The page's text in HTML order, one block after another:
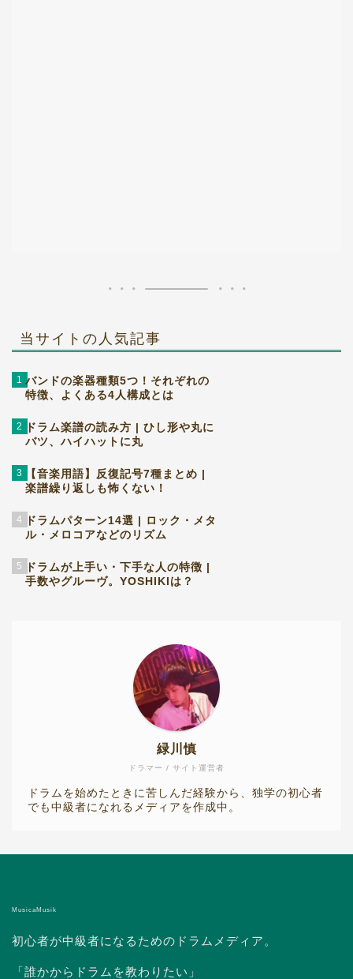
当サイトの人気記事
1 バンドの楽器種類5つ！それぞれの
特徴、よくある4人構成とは
2
ドラム楽譜の読み方 | ひし形や丸に
バツ、ハイハットに丸
3
【音楽用語】反復記号7種まとめ |
楽譜繰り返しも怖くない！
4
ドラムパターン14選 | ロック・メタ
ル・メロコアなどのリズム
5
ドラムが上手い・下手な人の特徴 |
手数やグルーヴ。YOSHIKIは？
ドラマー / サイト運営者
緑川慎
ドラムを始めたときに苦しんだ経験から、独学の初心者
でも中級者になれるメディアを作成中。
MusicaMusik
初心者が中級者になるためのドラムメディア。
「誰かからドラムを教わりたい」